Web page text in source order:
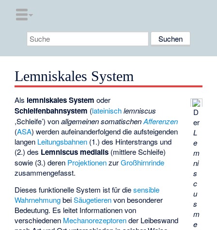
Lemniskales System
D
er
L
e
m
ni
s
c
u
s
m
e
Als lemniskales System oder
Schleifenbahnsystem (lateinisch lemniscus
,Schleife’) vonallgemeinen somatischenAfferenzen
(ASA) werden aufeinanderfolgend die aufsteigenden
langen Leitungsbahnen (1.) des Hinterstrangs und
(2.) des Lemniscus medialis (mittlere Schleife)
sowie (3.) deren ProjektionenzurGroßhirnrinde
zusammengefasst.
Dieses funktionelle System ist für diesensible
WahrnehmungbeiSäugetierenvon besonderer
Bedeutung. Es leitet Informationen von
verschiedenen Mechanorezeptorender Leibeswand